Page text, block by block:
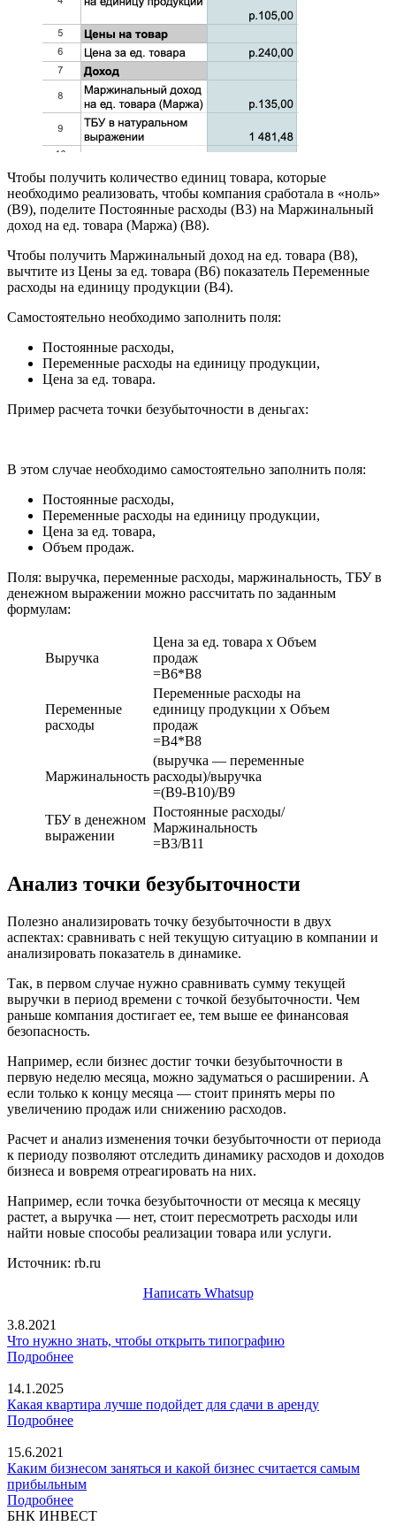
Чтобы получить количество единиц товара, которые
необходимо реализовать, чтобы компания сработала в «ноль»
(B9), поделите Постоянные расходы (B3) на Маржинальный
доход на ед. товара (Маржа) (B8).
Чтобы получить Маржинальный доход на ед. товара (B8),
вычтите из Цены за ед. товара (B6) показатель Переменные
расходы на единицу продукции (B4).
Самостоятельно необходимо заполнить поля:
Постоянные расходы,
Переменные расходы на единицу продукции,
Цена за ед. товара.
Пример расчета точки безубыточности в деньгах:
В этом случае необходимо самостоятельно заполнить поля:
Постоянные расходы,
Переменные расходы на единицу продукции,
Цена за ед. товара,
Объем продаж.
Поля: выручка, переменные расходы, маржинальность, ТБУ в
денежном выражении можно рассчитать по заданным
формулам:
Выручка
Цена за ед. товара х Объем
продаж
=B6*B8
Переменные
расходы
Переменные расходы на
единицу продукции х Объем
продаж
=B4*B8
Маржинальность
(выручка — переменные
расходы)/выручка
=(B9-B10)/B9
ТБУ в денежном
выражении
Постоянные расходы/
Маржинальность
=B3/B11
Анализ точки безубыточности
Полезно анализировать точку безубыточности в двух
аспектах: сравнивать с ней текущую ситуацию в компании и
анализировать показатель в динамике.
Так, в первом случае нужно сравнивать сумму текущей
выручки в период времени с точкой безубыточности. Чем
раньше компания достигает ее, тем выше ее финансовая
безопасность.
Например, если бизнес достиг точки безубыточности в
первую неделю месяца, можно задуматься о расширении. А
если только к концу месяца — стоит принять меры по
увеличению продаж или снижению расходов.
Расчет и анализ изменения точки безубыточности от периода
к периоду позволяют отследить динамику расходов и доходов
бизнеса и вовремя отреагировать на них.
Например, если точка безубыточности от месяца к месяцу
растет, а выручка — нет, стоит пересмотреть расходы или
найти новые способы реализации товара или услуги.
Источник: rb.ru
Написать Whatsup
3.8.2021
Что нужно знать, чтобы открыть типографию
Подробнее
14.1.2025
Какая квартира лучше подойдет для сдачи в аренду
Подробнее
15.6.2021
Каким бизнесом заняться и какой бизнес считается самым
прибыльным
Подробнее
БНК ИНВЕСТ